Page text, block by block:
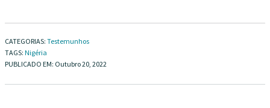
CATEGORIAS: Testemunhos
TAGS: Nigéria
PUBLICADO EM: Outubro 20, 2022